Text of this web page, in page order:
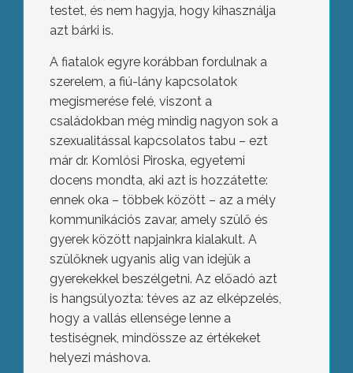
testet, és nem hagyja, hogy kihasználja
azt bárki is.
A fiatalok egyre korábban fordulnak a
szerelem, a fiú-lány kapcsolatok
megismerése felé, viszont a
családokban még mindig nagyon sok a
szexualitással kapcsolatos tabu – ezt
már dr. Komlósi Piroska, egyetemi
docens mondta, aki azt is hozzátette:
ennek oka – többek között – az a mély
kommunikációs zavar, amely szülő és
gyerek között napjainkra kialakult. A
szülőknek ugyanis alig van idejük a
gyerekekkel beszélgetni. Az előadó azt
is hangsúlyozta: téves az az elképzelés,
hogy a vallás ellensége lenne a
testiségnek, mindössze az értékeket
helyezi máshova.